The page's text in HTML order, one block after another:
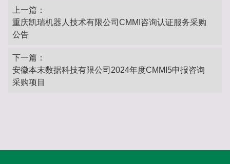
上一篇：
重庆凯瑞机器⼈技术有限公司CMMI咨询认证服务采购
公告
下一篇：
安徽本末数据科技有限公司2024年度CMMI5申报咨询
采购项目